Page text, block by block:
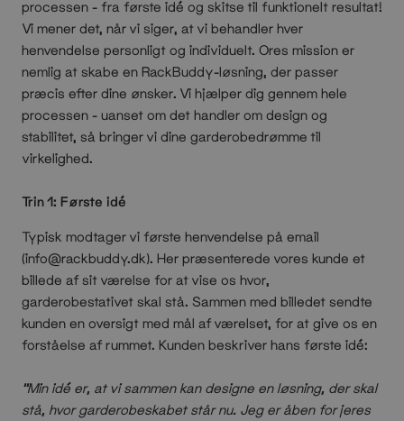
processen - fra første idé og skitse til funktionelt resultat!
Vi mener det, når vi siger, at vi behandler hver
henvendelse personligt og individuelt. Ores mission er
nemlig at skabe en RackBuddy-løsning, der passer
præcis efter dine ønsker. Vi hjælper dig gennem hele
processen - uanset om det handler om design og
stabilitet, så bringer vi dine garderobedrømme til
virkelighed.
Trin 1: Første idé
Typisk modtager vi første henvendelse på email
(info@rackbuddy.dk). Her præsenterede vores kunde et
billede af sit værelse for at vise os hvor,
garderobestativet skal stå. Sammen med billedet sendte
kunden en oversigt med mål af værelset, for at give os en
forståelse af rummet. Kunden beskriver hans første idé:
”Min idé er, at vi sammen kan designe en løsning, der skal
stå, hvor garderobeskabet står nu. Jeg er åben for jeres